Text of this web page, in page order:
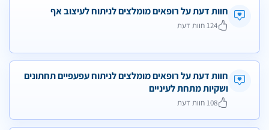
חוות דעת על רופאים מומלצים לניתוח לעיצוב אף
124 חוות דעת
חוות דעת על רופאים מומלצים לניתוח עפעפיים תחתונים
ושקיות מתחת לעיניים
108 חוות דעת